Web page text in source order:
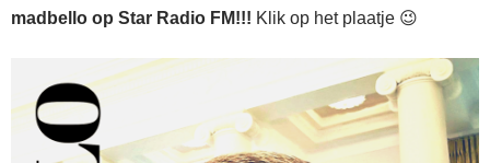
madbello op Star Radio FM!!! Klik op het plaatje 😉